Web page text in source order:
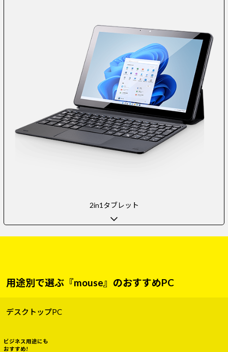
2in1タブレット
用途別で選ぶ『mouse』のおすすめPC
デスクトップPC
ビジネス用途にも
おすすめ!